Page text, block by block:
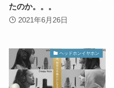
たのか。。。
2021年6月26日
ヘッドホンイヤホン